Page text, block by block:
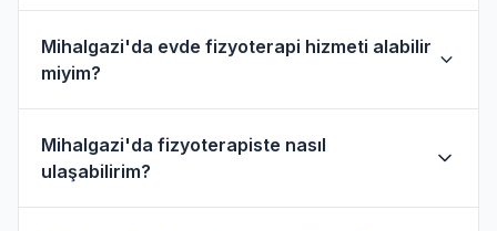
Mihalgazi'da evde fizyoterapi hizmeti alabilir
miyim?
hizmeti sunan fizyoterapistler bulunmaktadır.
Evde hizmet filtresini kullanarak bu
fizyoterapistleri bulabilirsiniz.
Mihalgazi'da fizyoterapiste nasıl
ulaşabilirim?